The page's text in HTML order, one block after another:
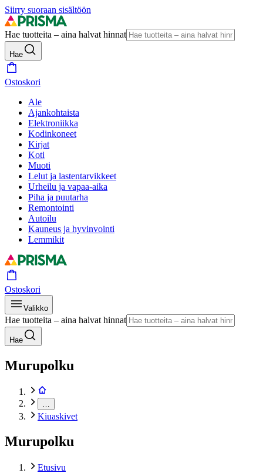
Siirry suoraan sisältöön
Hae tuotteita – aina halvat hinnat
Hae
Ostoskori
Ale
Ajankohtaista
Elektroniikka
Kodinkoneet
Kirjat
Koti
Muoti
Lelut ja lastentarvikkeet
Urheilu ja vapaa-aika
Piha ja puutarha
Remontointi
Autoilu
Kauneus ja hyvinvointi
Lemmikit
Ostoskori
Valikko
Hae tuotteita – aina halvat hinnat
Hae
Murupolku
Kiuaskivet
Murupolku
Etusivu